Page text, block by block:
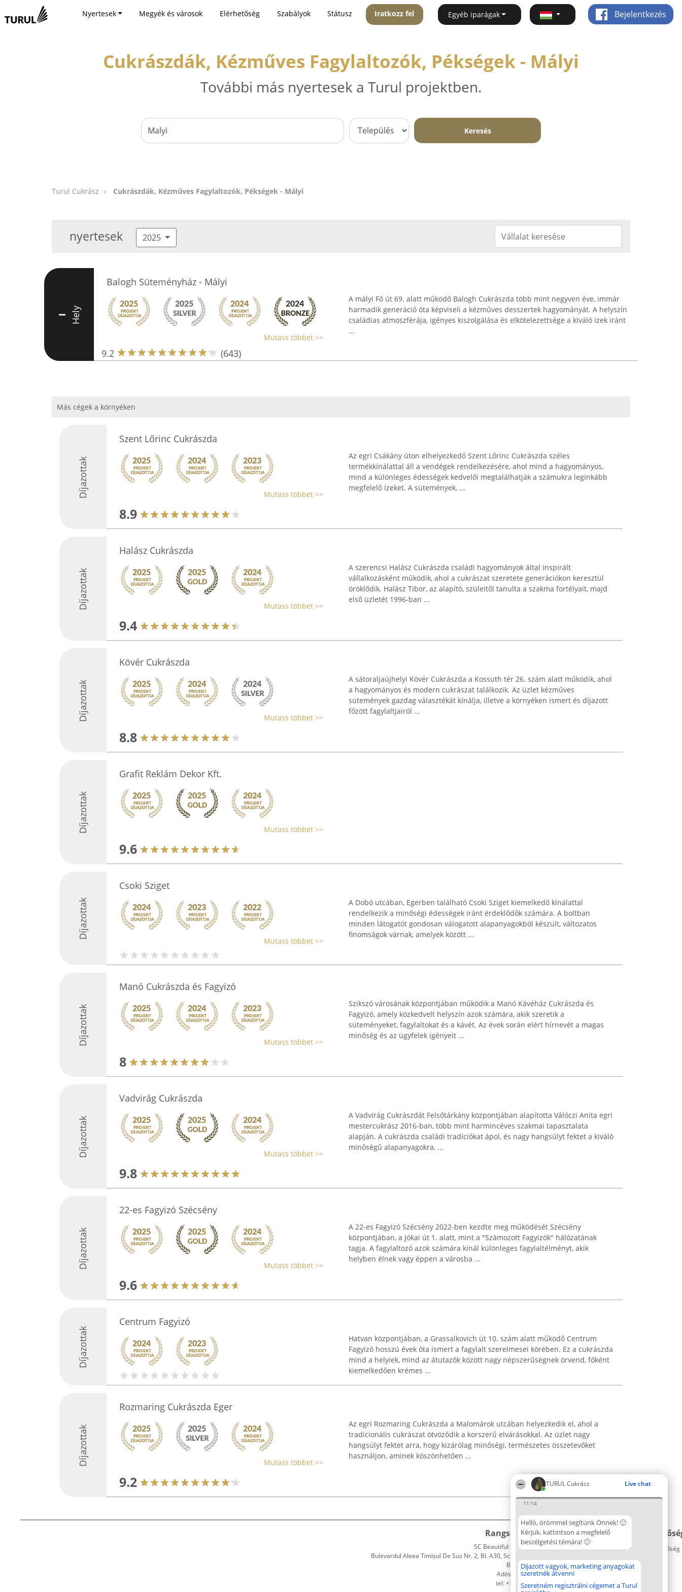
TURUL Cukrász Live chat
11:14
Helló, örömmel segítünk Önnek! 🙂
Kérjük, kattintson a megfelelő
beszélgetési témára! 🙂
Díjazott vagyok, marketing anyagokat
szeretnék átvenni
Szeretném regisztrálni cégemet a Turul
Nyertesek Megyék és városok Elérhetőség Szabályok Státusz Iratkozz fel Egyéb iparágak Bejelentkezés
Cukrászdák, Kézműves Fagylaltozók, Pékségek - Mályi
További más nyertesek a Turul projektben.
Keresés
Turul Cukrász Cukrászdák, Kézműves Fagylaltozók, Pékségek - Mályi
nyertesek 2025
I Hely
Balogh Süteményház - Mályi
Mutass többet >>
9.2 (643)
A mályi Fő út 69. alatt működő Balogh Cukrászda több mint negyven éve, immár
harmadik generáció óta képviseli a kézműves desszertek hagyományát. A helyszín
családias atmoszférája, igényes kiszolgálása és elkötelezettsége a kiváló ízek iránt
...
Más cégek a környéken
Díjazottak
Szent Lőrinc Cukrászda
Mutass többet >>
8.9
Az egri Csákány úton elhelyezkedő Szent Lőrinc Cukrászda széles
termékkínálattal áll a vendégek rendelkezésére, ahol mind a hagyományos,
mind a különleges édességek kedvelői megtalálhatják a számukra leginkább
megfelelő ízeket. A sütemények, ...
Díjazottak
Halász Cukrászda
Mutass többet >>
9.4
A szerencsi Halász Cukrászda családi hagyományok által inspirált
vállalkozásként működik, ahol a cukrászat szeretete generációkon keresztül
öröklődik. Halász Tibor, az alapító, szüleitől tanulta a szakma fortélyait, majd
első üzletét 1996-ban ...
Díjazottak
Kövér Cukrászda
Mutass többet >>
8.8
A sátoraljaújhelyi Kövér Cukrászda a Kossuth tér 26. szám alatt működik, ahol
a hagyományos és modern cukrászat találkozik. Az üzlet kézműves
sütemények gazdag választékát kínálja, illetve a környéken ismert és díjazott
főzött fagylaltjairól ...
Díjazottak
Grafit Reklám Dekor Kft.
Mutass többet >>
9.6
Díjazottak
Csoki Sziget
Mutass többet >>
A Dobó utcában, Egerben található Csoki Sziget kiemelkedő kínálattal
rendelkezik a minőségi édességek iránt érdeklődők számára. A boltban
minden látogatót gondosan válogatott alapanyagokból készült, változatos
finomságok várnak, amelyek között ...
Díjazottak
Manó Cukrászda és Fagyizó
Mutass többet >>
8
Szikszó városának központjában működik a Manó Kávéház Cukrászda és
Fagyizó, amely közkedvelt helyszín azok számára, akik szeretik a
süteményeket, fagylaltokat és a kávét. Az évek során elért hírnevét a magas
minőség és az ügyfelek igényeit ...
Díjazottak
Vadvirág Cukrászda
Mutass többet >>
9.8
A Vadvirág Cukrászdát Felsőtárkány központjában alapította Válóczi Anita egri
mestercukrász 2016-ban, több mint harmincéves szakmai tapasztalata
alapján. A cukrászda családi tradíciókat ápol, és nagy hangsúlyt fektet a kiváló
minőségű alapanyagokra, ...
Díjazottak
22-es Fagyizó Szécsény
Mutass többet >>
9.6
A 22-es Fagyizó Szécsény 2022-ben kezdte meg működését Szécsény
központjában, a Jókai út 1. alatt, mint a "Számozott Fagyizók" hálózatának
tagja. A fagylaltozó azok számára kínál különleges fagylaltélményt, akik
helyben élnek vagy éppen a városba ...
Díjazottak
Centrum Fagyizó
Hatvan központjában, a Grassalkovich út 10. szám alatt működő Centrum
Fagyizó hosszú évek óta ismert a fagylalt szerelmesei körében. Ez a cukrászda
mind a helyiek, mind az átutazók között nagy népszerűségnek örvend, főként
kiemelkedően krémes ...
Díjazottak
Rozmaring Cukrászda Eger
Mutass többet >>
9.2
Az egri Rozmaring Cukrászda a Malomárok utcában helyezkedik el, ahol a
tradicionális cukrászat ötvöződik a korszerű elvárásokkal. Az üzlet nagy
hangsúlyt fektet arra, hogy kizárólag minőségi, természetes összetevőket
használjon, aminek köszönhetően ...
Rangsorszervező
SC Beautiful Company S.R.L.
Bulevardul Aleea Timișul De Sus Nr. 2, Bl. A30, Sc. A, Et. 4, Ap. 13
Bukarest 53-238
Adószám 36737675
tel: +363 033 425 71
Népszavazás
Nyertesek
díjazottak
Szabályok
Elérhetőség